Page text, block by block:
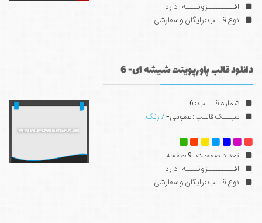
افـــــــــزونــــه : دارد
نوع قالـب : رایگان و سفارشی
دانلود قالب پاورپوینت شیشه ای- 6
شماره قالــب : 6
سبـــک قالـب : عمومی-7 رنگ
تعداد صفحات : 9 صفحه
افـــــــــزونــــه : دارد
نوع قالـب : رایگان و سفارشی